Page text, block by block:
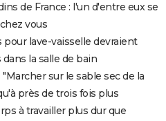
de France : l'un d'entre eux se
vous
lave-vaisselle devraient
la salle de bain
sur le sable sec de la
près de trois fois plus
à travailler plus dur que